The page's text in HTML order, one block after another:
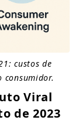
custos de
consumidor.
Viral
de 2023